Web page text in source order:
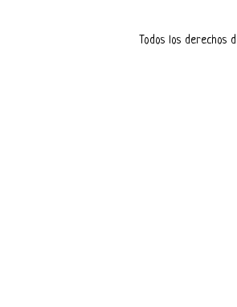
Todos los derechos